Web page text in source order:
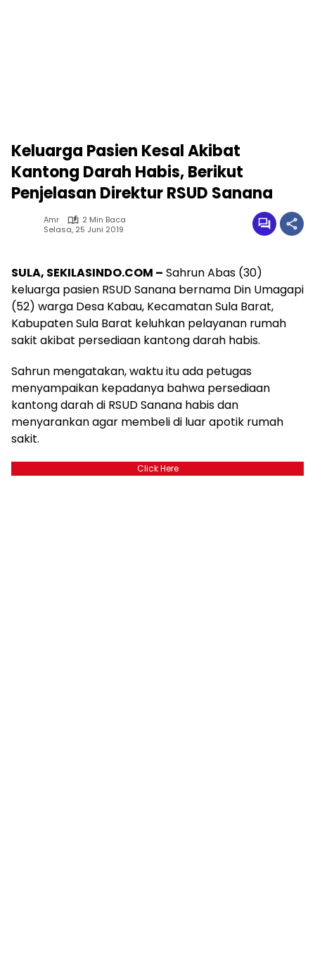
Keluarga Pasien Kesal Akibat
Kantong Darah Habis, Berikut
Penjelasan Direktur RSUD Sanana
Amr
2 Min Baca
Selasa, 25 Juni 2019
SULA, SEKILASINDO.COM – Sahrun Abas (30)
keluarga pasien RSUD Sanana bernama Din Umagapi
(52) warga Desa Kabau, Kecamatan Sula Barat,
Kabupaten Sula Barat keluhkan pelayanan rumah
sakit akibat persediaan kantong darah habis.
Sahrun mengatakan, waktu itu ada petugas
menyampaikan kepadanya bahwa persediaan
kantong darah di RSUD Sanana habis dan
menyarankan agar membeli di luar apotik rumah
sakit.
Click Here